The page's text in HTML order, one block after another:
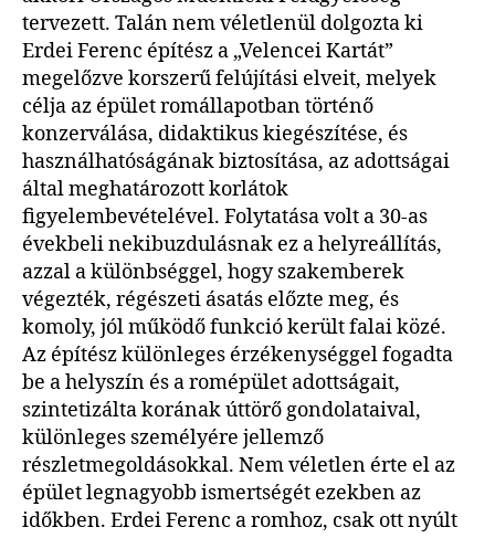
tervezett. Talán nem véletlenül dolgozta ki
Erdei Ferenc építész a „Velencei Kartát”
megelőzve korszerű felújítási elveit, melyek
célja az épület romállapotban történő
konzerválása, didaktikus kiegészítése, és
használhatóságának biztosítása, az adottságai
által meghatározott korlátok
figyelembevételével. Folytatása volt a 30-as
évekbeli nekibuzdulásnak ez a helyreállítás,
azzal a különbséggel, hogy szakemberek
végezték, régészeti ásatás előzte meg, és
komoly, jól működő funkció került falai közé.
Az építész különleges érzékenységgel fogadta
be a helyszín és a romépület adottságait,
szintetizálta korának úttörő gondolataival,
különleges személyére jellemző
részletmegoldásokkal. Nem véletlen érte el az
épület legnagyobb ismertségét ezekben az
időkben. Erdei Ferenc a romhoz, csak ott nyúlt